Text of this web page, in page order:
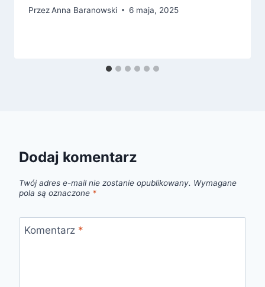
PrzezAnna Baranowski 6 maja, 2025
Dodaj komentarz
Twój adres e-mail nie zostanie opublikowany. Wymagane
pola są oznaczone *
Komentarz *